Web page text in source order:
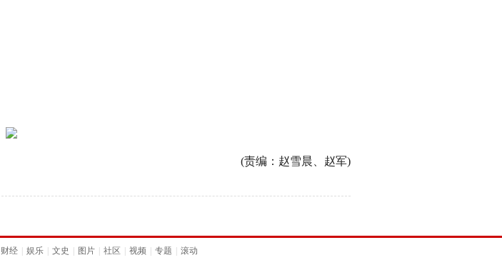
(责编：赵雪晨、赵军)
财经 娱乐 文史 图片 社区 视频 专题 滚动